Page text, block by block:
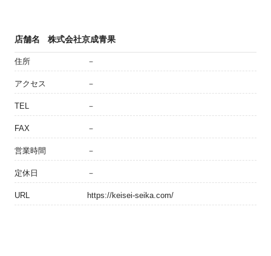
店舗名 株式会社京成青果
住所 －
アクセス －
TEL －
FAX －
営業時間 －
定休日 －
URL https://keisei-seika.com/